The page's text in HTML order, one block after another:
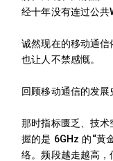
经十年没有连过公共
诚然现在的移动通信
也让人不禁感慨。
回顾移动通信的发展
那时指标匮乏、技
握的是 6GHz 的“黄
络。频段越走越高